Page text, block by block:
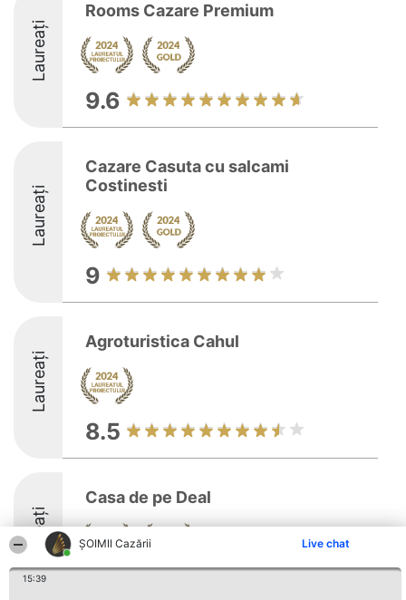
ȘOIMII Cazării Live chat
15:39
Laureați
Rooms Cazare Premium
9.6
Laureați
Cazare Casuta cu salcami
Costinesti
9
Laureați
Agroturistica Cahul
8.5
Laureați
Casa de pe Deal